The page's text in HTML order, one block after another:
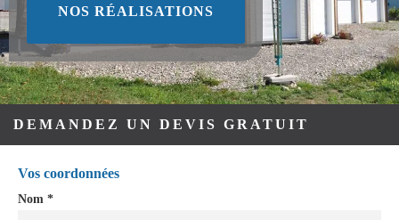
NOS RÉALISATIONS
DEMANDEZ UN DEVIS GRATUIT
Vos coordonnées
Nom *